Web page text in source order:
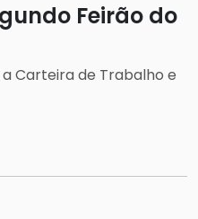
Feirão do
Carteira de Trabalho e